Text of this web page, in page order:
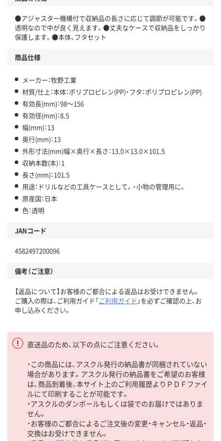
●アジャスター機構付で収納品の長さに応じて調節が可能です。●
透明なので中が良く見えます。●丈夫なケースで収納品をしっかり
保護します。●本体、フタセット
商品仕様
メーカー：牧野工業
材質/仕上：本体：ポリプロピレン(PP)・フタ：ポリプロピレン(PP)
有効長(mm)：98～156
有効径(mm)：8.5
幅(mm)：13
奥行(mm)：13
外形寸法(mm)幅×奥行×長さ：13.0×13.0×101.5
収納本数(本)：1
長さ(mm)：101.5
用途：ドリルなどの工具ケースとして。・小物の管理用に。
原産国：日本
色：透明
JANコード
4582497200096
備考（ご注意）
【返品について】お客様のご都合による返品はお受けできません。
ご購入の際は、ご利用ガイド「ご利用ガイド 」を必ずご確認の上、お
申し込みください。
直送品のため、以下の点にご注意ください。
・この商品には、アスクル発行の納品書が同梱されていない
場合があります。アスクル発行の納品書をご希望のお客様
は、商品到着後、本サイト上のご利用履歴よりＰＤＦファイ
ルにて印刷することが可能です。
・アスクルのダンボールもしくは袋でのお届けではありま
せん。
・お客様のご都合によるご注文後の変更・キャンセル・返品・
交換はお受けできません。